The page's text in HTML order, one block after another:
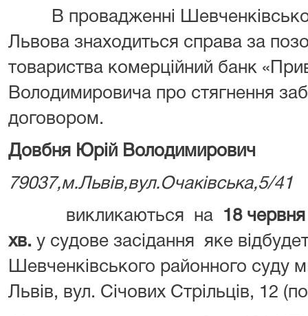
В провадженні
Львова знаходиться справа за
товариства комерційний банк
Володимировича про стягнення
договором.
Довбня Юрій Володимирович
79037,м.Львів,вул.Очаківська,5/41
викликаються на 18
хв. у судове засідання яке
Шевченківського районного суду
Львів, вул. Січових Стрільців, 12